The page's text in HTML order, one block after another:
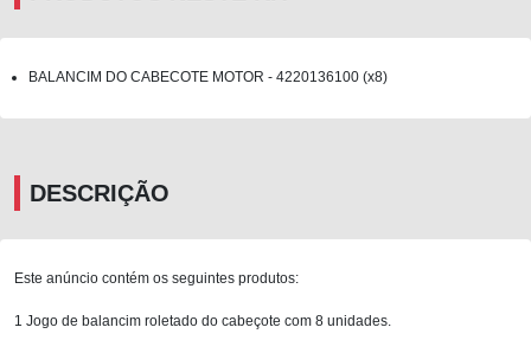
BALANCIM DO CABECOTE MOTOR - 4220136100 (x8)
DESCRIÇÃO
Este anúncio contém os seguintes produtos:
1 Jogo de balancim roletado do cabeçote com 8 unidades.